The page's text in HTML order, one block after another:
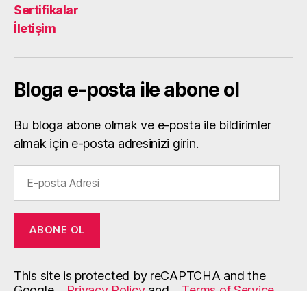
Sertifikalar
İletişim
Bloga e-posta ile abone ol
Bu bloga abone olmak ve e-posta ile bildirimler
almak için e-posta adresinizi girin.
posta
Adresi
ABONE OL
This site is protected by reCAPTCHA and the